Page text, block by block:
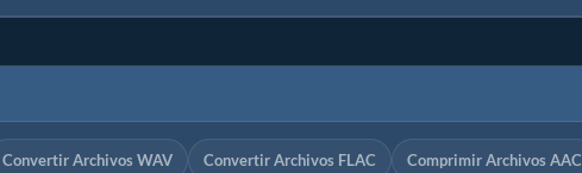
Convertir Archivos WAV Convertir Archivos FLAC Comprimir Archivos AAC